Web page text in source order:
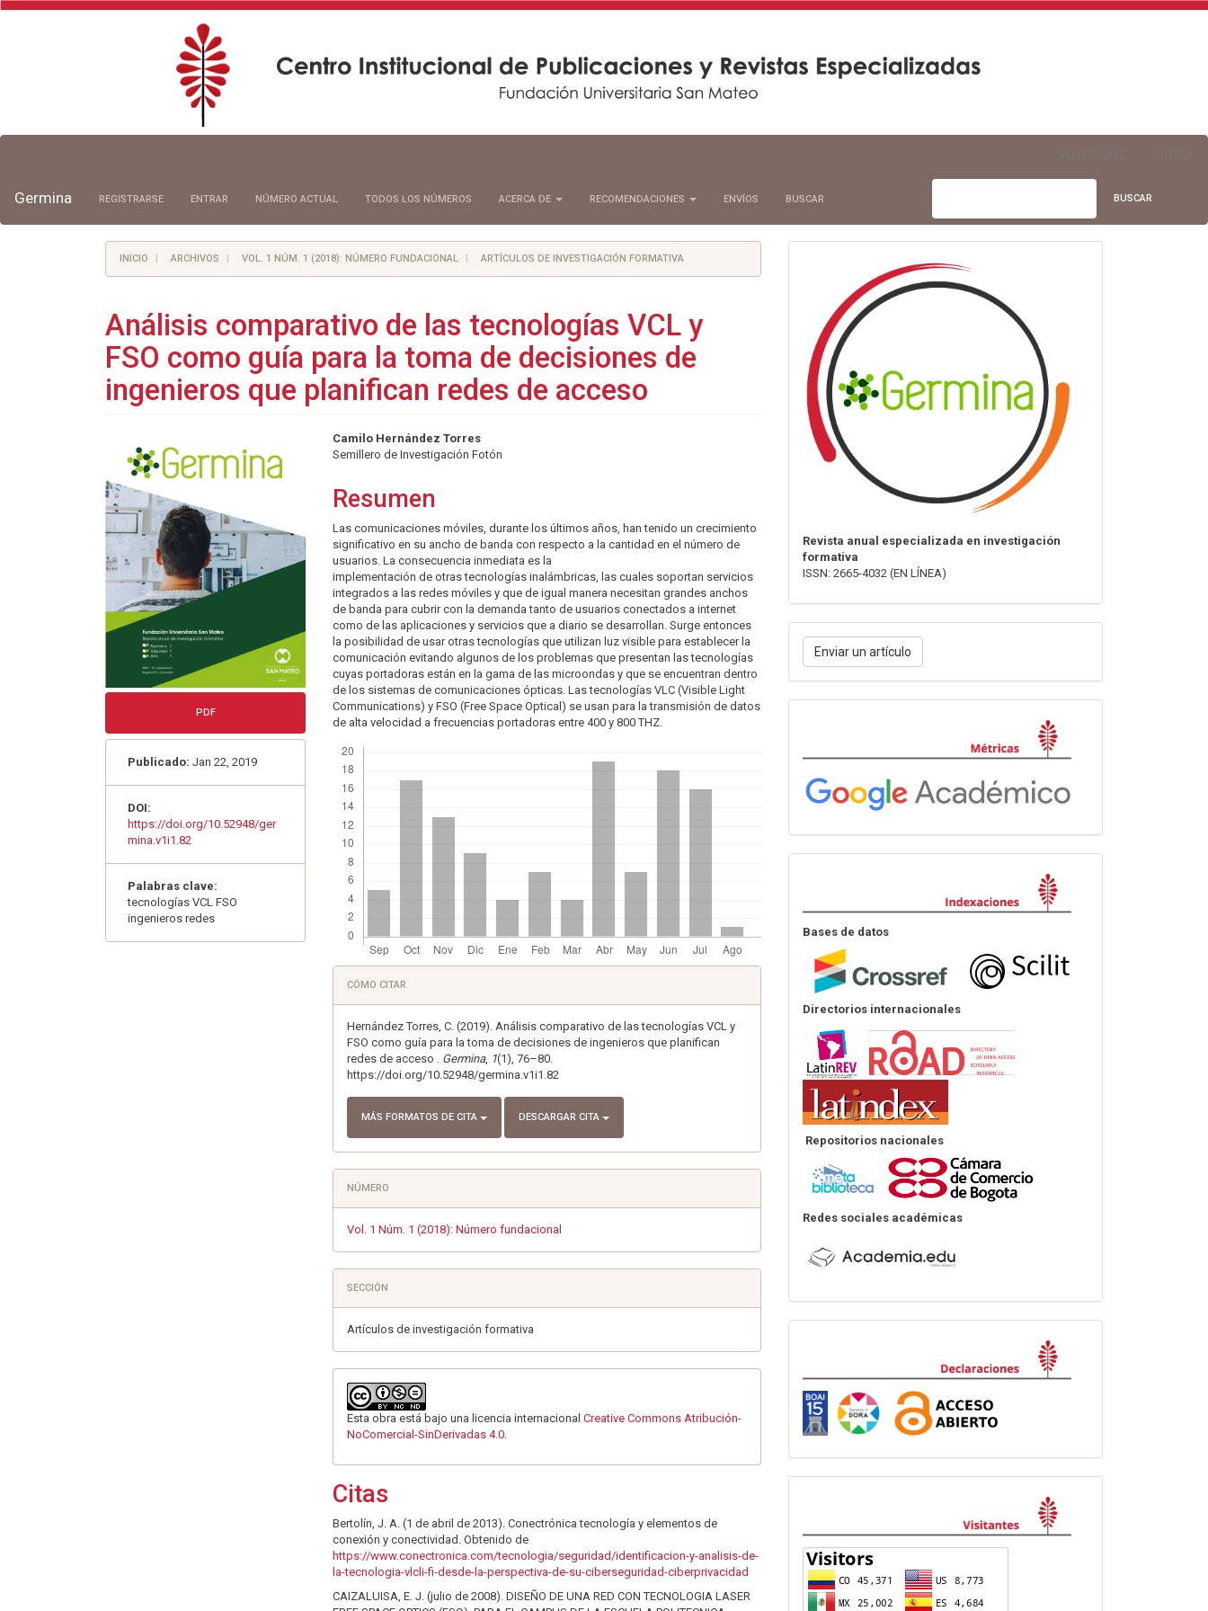
principal
Barra
lateral
Germina REGISTRARSE ENTRAR NÚMERO ACTUAL TODOS LOS NÚMEROS ACERCA DE RECOMENDACIONES ENVÍOS BUSCAR BUSCAR
INICIO ARCHIVOS VOL. 1 NÚM. 1 (2018): NÚMERO FUNDACIONAL ARTÍCULOS DE INVESTIGACIÓN FORMATIVA
Análisis comparativo de las tecnologías VCL y
FSO como guía para la toma de decisiones de
ingenieros que planifican redes de acceso
Barra
lateral
del
artículo
PDF
Publicado: Jan 22, 2019
DOI:
https://doi.org/10.52948/ger
mina.v1i1.82
Palabras clave:
tecnologías VCL FSO
ingenieros redes
Contenido
del
artículo
Camilo Hernández Torres
Semillero de Investigación Fotón
Resumen
Las comunicaciones móviles, durante los últimos años, han tenido un crecimiento
significativo en su ancho de banda con respecto a la cantidad en el número de
usuarios. La consecuencia inmediata es la
implementación de otras tecnologías inalámbricas, las cuales soportan servicios
integrados a las redes móviles y que de igual manera necesitan grandes anchos
de banda para cubrir con la demanda tanto de usuarios conectados a internet
como de las aplicaciones y servicios que a diario se desarrollan. Surge entonces
la posibilidad de usar otras tecnologías que utilizan luz visible para establecer la
comunicación evitando algunos de los problemas que presentan las tecnologías
cuyas portadoras están en la gama de las microondas y que se encuentran dentro
de los sistemas de comunicaciones ópticas. Las tecnologías VLC (Visible Light
Communications) y FSO (Free Space Optical) se usan para la transmisión de datos
de alta velocidad a frecuencias portadoras entre 400 y 800 THZ.
Detalles
del
artículo
CÓMO CITAR
Hernández Torres, C. (2019). Análisis comparativo de las tecnologías VCL y
FSO como guía para la toma de decisiones de ingenieros que planifican
redes de acceso . Germina, 1(1), 76–80.
https://doi.org/10.52948/germina.v1i1.82
MÁS FORMATOS DE CITA DESCARGAR CITA
NÚMERO
Vol. 1 Núm. 1 (2018): Número fundacional
SECCIÓN
Artículos de investigación formativa
Esta obra está bajo una licencia internacionalCreative Commons Atribución-
NoComercial-SinDerivadas 4.0.
Citas
Bertolín, J. A. (1 de abril de 2013). Conectrónica tecnología y elementos de
conexión y conectividad. Obtenido de
https://www.conectronica.com/tecnologia/seguridad/identificacion-y-analisis-de-
la-tecnologia-vlcli-fi-desde-la-perspectiva-de-su-ciberseguridad-ciberprivacidad
CAIZALUISA, E. J. (julio de 2008). DISEÑO DE UNA RED CON TECNOLOGIA LASER
Revista anual especializada en investigación
formativa
ISSN: 2665-4032 (EN LÍNEA)
Enviar
un
artículo
Enviar un artículo
Bases de datos
Directorios internacionales
Repositorios nacionales
Redes sociales académicas